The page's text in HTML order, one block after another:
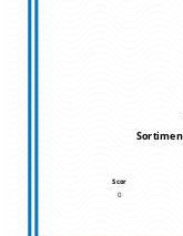
Scor
0